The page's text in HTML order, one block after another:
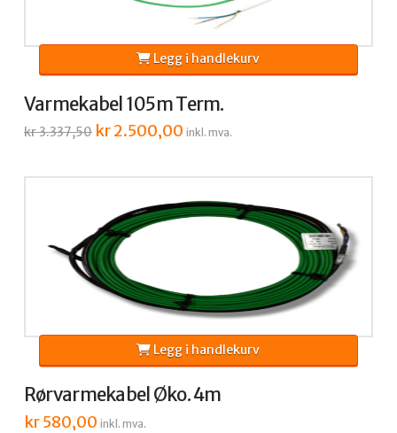
Varmekabel 105m Term.
kr3.337,50 Opprinnelig
pris
kr2.500,00Nåværende
pris
inkl. mva.
Legg i handlekurv
Rørvarmekabel Øko. 4m
kr580,00 inkl. mva.
Legg i handlekurv